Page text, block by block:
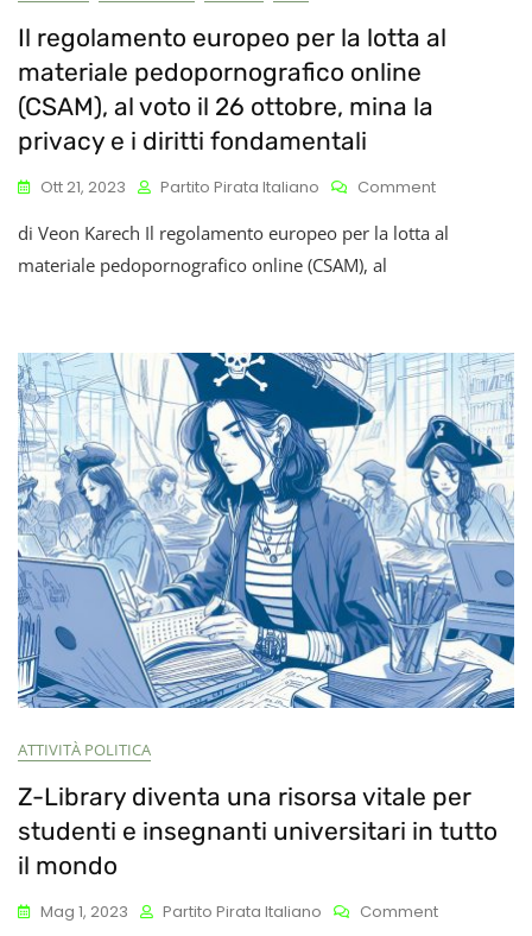
Il regolamento europeo per la lotta al
materiale pedopornografico online
(CSAM), al voto il 26 ottobre, mina la
privacy e i diritti fondamentali
Ott 21, 2023 Partito Pirata Italiano CommentOn
Al
Materiale
Online
(CSAM),
Al
Voto
Il
26
Ottobre,
Mina
La
Privacy
E
I
Diritti
di Veon Karech Il regolamento europeo per la lotta al
materiale pedopornografico online (CSAM), al
ATTIVITÀ POLITICA
Z-Library diventa una risorsa vitale per
studenti e insegnanti universitari in tutto
il mondo
Mag 1, 2023 Partito Pirata Italiano CommentOn